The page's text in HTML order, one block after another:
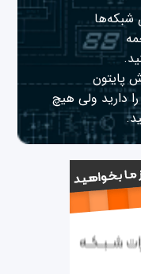
پایتون
دارید ولی هیچ